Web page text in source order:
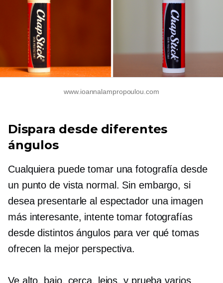
www.ioannalampropoulou.com
Dispara desde diferentes
ángulos
Cualquiera puede tomar una fotografía desde
un punto de vista normal. Sin embargo, si
desea presentarle al espectador una imagen
más interesante, intente tomar fotografías
desde distintos ángulos para ver qué tomas
ofrecen la mejor perspectiva.
Ve alto, bajo, cerca, lejos, y prueba varios